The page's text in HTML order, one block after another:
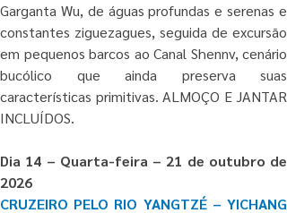
Garganta Wu, de águas profundas e serenas e
constantes ziguezagues, seguida de excursão
em pequenos barcos ao Canal Shennv, cenário
bucólico que ainda preserva suas
características primitivas. ALMOÇO E JANTAR
INCLUÍDOS.
Dia 14 – Quarta-feira – 21 de outubro de
2026
CRUZEIRO PELO RIO YANGTZÉ – YICHANG